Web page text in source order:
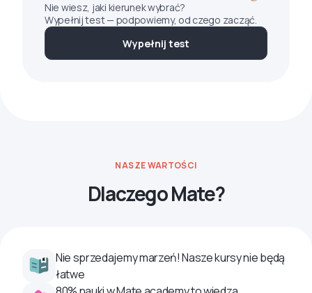
Nie wiesz, jaki kierunek wybrać?
Wypełnij test — podpowiemy, od czego zacząć.
Wypełnij test
NASZE WARTOŚCI
Dlaczego Mate?
Nie sprzedajemy marzeń! Nasze kursy nie będą
łatwe